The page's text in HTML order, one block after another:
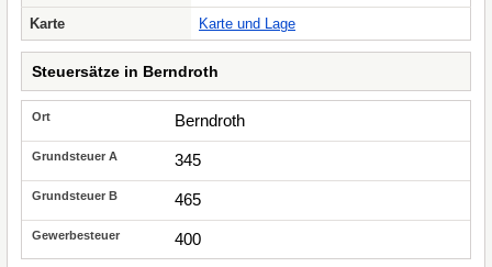
Karte
Karte und Lage
Steuersätze in Berndroth
Berndroth
345
465
400